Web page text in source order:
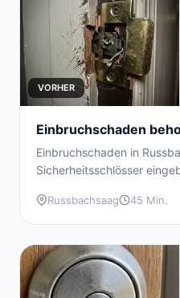
VORHER
Einbruchschaden
Einbruchschaden in
Sicherheitsschlösser
Russbachsaag 45 Min.